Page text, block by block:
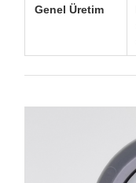
Genel Üretim